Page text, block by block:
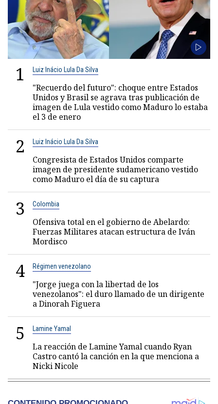
1 Luiz Inácio Lula Da Silva
"Recuerdo del futuro": choque entre Estados
Unidos y Brasil se agrava tras publicación de
imagen de Lula vestido como Maduro lo estaba
el 3 de enero
2 Luiz Inácio Lula Da Silva
Congresista de Estados Unidos comparte
imagen de presidente sudamericano vestido
como Maduro el día de su captura
3 Colombia
Ofensiva total en el gobierno de Abelardo:
Fuerzas Militares atacan estructura de Iván
Mordisco
4 Régimen venezolano
"Jorge juega con la libertad de los
venezolanos": el duro llamado de un dirigente
a Dinorah Figuera
5 Lamine Yamal
La reacción de Lamine Yamal cuando Ryan
Castro cantó la canción en la que menciona a
Nicki Nicole